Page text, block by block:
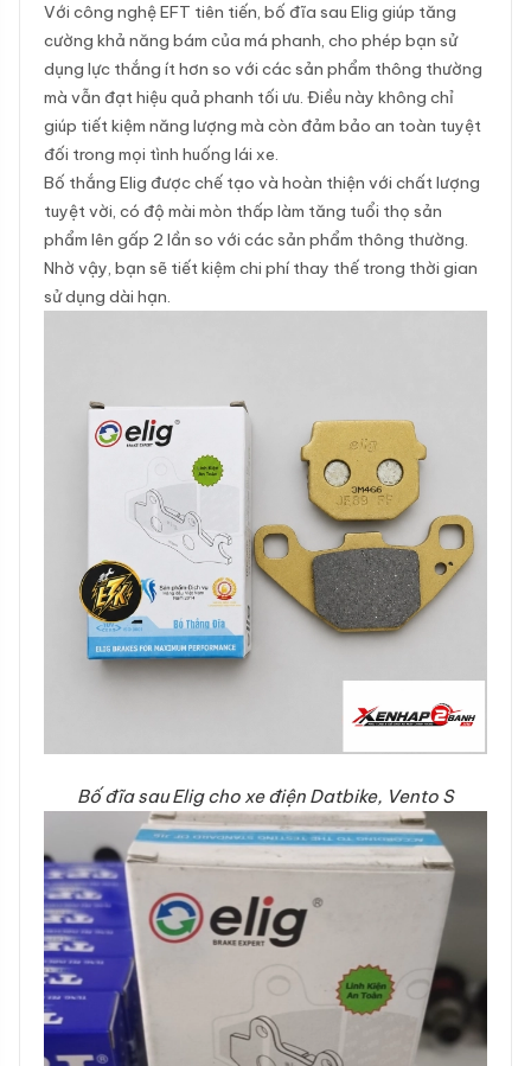
Với công nghệ EFT tiên tiến, bố đĩa sau Elig giúp tăng
cường khả năng bám của má phanh, cho phép bạn sử
dụng lực thắng ít hơn so với các sản phẩm thông thường
mà vẫn đạt hiệu quả phanh tối ưu. Điều này không chỉ
giúp tiết kiệm năng lượng mà còn đảm bảo an toàn tuyệt
đối trong mọi tình huống lái xe.
Bố thắng Elig được chế tạo và hoàn thiện với chất lượng
tuyệt vời, có độ mài mòn thấp làm tăng tuổi thọ sản
phẩm lên gấp 2 lần so với các sản phẩm thông thường.
Nhờ vậy, bạn sẽ tiết kiệm chi phí thay thế trong thời gian
sử dụng dài hạn.
Bố đĩa sau Elig cho xe điện Datbike, Vento S